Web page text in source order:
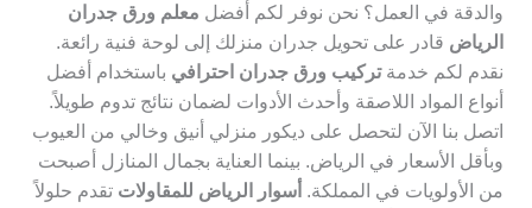
والدقة في العمل؟ نحن نوفر لكم أفضل معلم ورق جدران
الرياض قادر على تحويل جدران منزلك إلى لوحة فنية رائعة.
نقدم لكم خدمةتركيب ورق جدران احترافي باستخدام أفضل
أنواع المواد اللاصقة وأحدث الأدوات لضمان نتائج تدوم طويلاً.
اتصل بنا الآن لتحصل على ديكور منزلي أنيق وخالي من العيوب
وبأقل الأسعار في الرياض. بينما العناية بجمال المنازل أصبحت
من الأولويات في المملكة. أسوار الرياض للمقاولات تقدم حلولاً